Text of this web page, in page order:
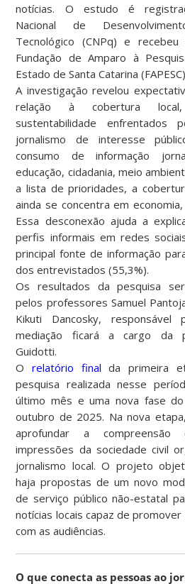
notícias. O estudo é
Nacional de
Tecnológico (CNPq) e recebeu
Fundação de Amparo à
Estado de Santa Catarina
A investigação revelou
relação à cobertura
sustentabilidade enfrentados
jornalismo de interesse
consumo de informação
educação, cidadania, meio
a lista de prioridades, a
ainda se concentra em
Essa desconexão ajuda a
perfis informais em redes
principal fonte de informação
dos entrevistados (55,3%).
Os resultados da pesquisa
pelos professores Samuel
Kikuti Dancosky, responsável
mediação ficará a cargo da
Guidotti.
Orelatório final da primeira
pesquisa realizada nesse
último mês e uma nova fase
outubro de 2025. Na nova
aprofundar a
impressões da sociedade civil
jornalismo local. O projeto
haja propostas de um novo
de serviço público não-estatal
notícias locais capaz de promover
com as audiências.
O que conecta as pessoas ao